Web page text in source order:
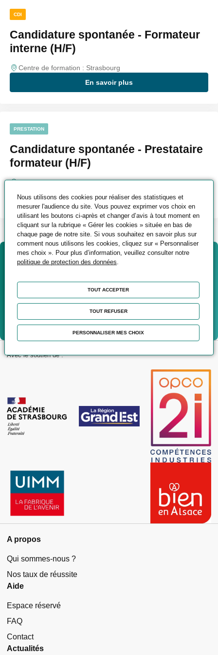
CDI
Candidature spontanée - Formateur
interne (H/F)
Centre de formation : Strasbourg
En savoir plus
PRESTATION
Candidature spontanée - Prestataire
formateur (H/F)
Centre de formation : Strasbourg
En savoir plus
Vous souhaitez être
projet ?
Contactez-nous
A propos
Qui sommes-nous ?
Nos taux de réussite
Aide
Espace réservé
FAQ
Contact
Actualités
Avec le soutien de :
Nous utilisons des cookies pour réaliser des statistiques et
mesurer l'audience du site. Vous pouvez exprimer vos choix en
utilisant les boutons ci-après et changer d’avis à tout moment en
cliquant sur la rubrique « Gérer les cookies » située en bas de
chaque page de notre site. Si vous souhaitez en savoir plus sur
comment nous utilisons les cookies, cliquez sur « Personnaliser
mes choix ». Pour plus d’information, veuillez consulter notre
politique de protection des données.
TOUT ACCEPTER
TOUT REFUSER
PERSONNALISER MES CHOIX